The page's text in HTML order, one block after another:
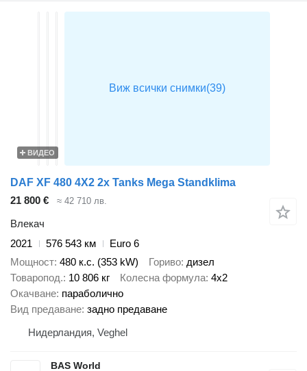
ВИДЕО
DAF XF 480 4X2 2x Tanks Mega Standklima
21 800 €
≈ 42 710 лв.
Влекач
2021
576 543 км
Euro 6
Мощност 480 к.с. (353 kW) Гориво дизел
Товаропод. 10 806 кг Колесна формула 4x2
Окачване параболично
Вид предаване задно предаване
Нидерландия, Veghel
BAS World